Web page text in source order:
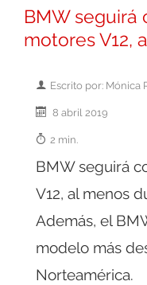
BMW seguirá
motores V12,
Escrito por: Mónica
8 abril 2019
2 min.
BMW seguirá
V12, al menos
Además, el
modelo más
Norteamérica.